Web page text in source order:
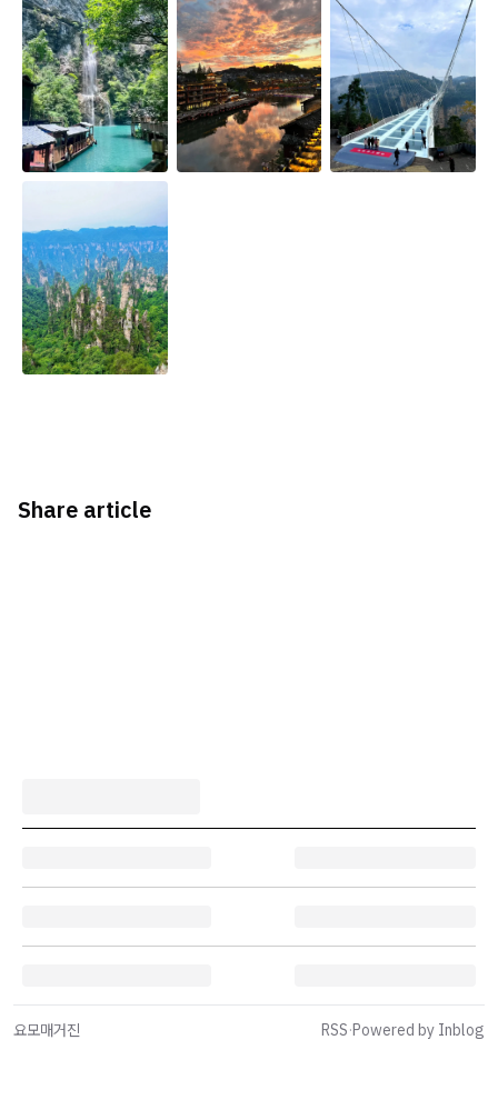
Share article
요모매거진 RSS·Powered by Inblog